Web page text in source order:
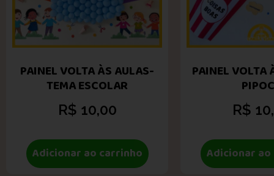
PAINEL VOLTA ÀS AULAS-
TEMA ESCOLAR
R$ 10,00
Adicionar ao carrinho
PAINEL VOLTA
R$
Adicionar